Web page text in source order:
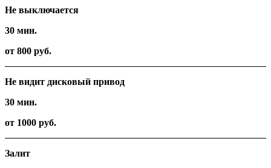
Не выключается
30 мин.
от 800 руб.
Не видит дисковый привод
30 мин.
от 1000 руб.
Залит